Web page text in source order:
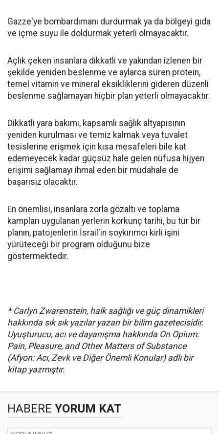
Gazze'ye bombardımanı durdurmak ya da bölgeyi gıda
ve içme suyu ile doldurmak yeterli olmayacaktır.
Açlık çeken insanlara dikkatli ve yakından izlenen bir
şekilde yeniden beslenme ve aylarca süren protein,
temel vitamin ve mineral eksikliklerini gideren düzenli
beslenme sağlamayan hiçbir plan yeterli olmayacaktır.
Dikkatli yara bakımı, kapsamlı sağlık altyapısının
yeniden kurulması ve temiz kalmak veya tuvalet
tesislerine erişmek için kısa mesafeleri bile kat
edemeyecek kadar güçsüz hale gelen nüfusa hijyen
erişimi sağlamayı ihmal eden bir müdahale de
başarısız olacaktır.
En önemlisi, insanlara zorla gözaltı ve toplama
kampları uygulanan yerlerin korkunç tarihi, bu tür bir
planın, patojenlerin İsrail'in soykırımcı kirli işini
yürüteceği bir program olduğunu bize
göstermektedir.
* Carlyn Zwarenstein, halk sağlığı ve güç dinamikleri
hakkında sık sık yazılar yazan bir bilim gazetecisidir.
Uyuşturucu, acı ve dayanışma hakkında On Opium:
Pain, Pleasure, and Other Matters of Substance
(Afyon: Acı, Zevk ve Diğer Önemli Konular) adlı bir
kitap yazmıştır.
HABERE YORUM KAT